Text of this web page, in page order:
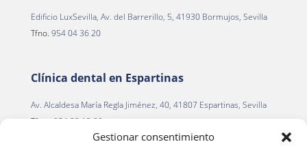
Gestionar consentimiento
Edificio LuxSevilla, Av. del Barrerillo, 5, 41930 Bormujos, Sevilla
Tfno. 954 04 36 20
Clínica dental en Espartinas
Av. Alcaldesa María Regla Jiménez, 40, 41807 Espartinas, Sevilla
Tfno.
954 22 13 00